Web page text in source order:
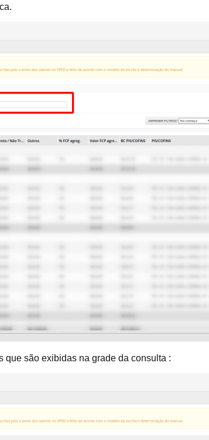
que são exibidas na grade da consulta :